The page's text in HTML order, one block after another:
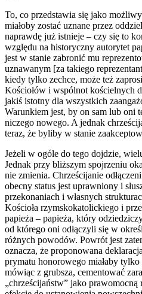
To, co przedstawia się jako
miałoby zostać uznane przez
naprawdę już istnieje – czy się to
względu na historyczny autorytet
jest w stanie zabronić mu
uznawanym [za takiego
kiedy tylko zechce, może też
Kościołów i wspólnot kościelnych
jakiś istotny dla wszystkich
Warunkiem jest, by on sam lub oni
niczego nowego. A jednak
teraz, że byliby w stanie
Jeżeli w ogóle do tego dojdzie,
Jednak przy bliższym spojrzeniu
nie zmienia. Chrześcijanie
obecny status jest uprawniony i
przekonaniach i własnych
Kościoła rzymskokatolickiego i
papieża – papieża, który
od którego oni odłączyli się w
różnych powodów. Powrót jest
oznacza, że proponowana
prymatu honorowego miałaby tylko
mówiąc z grubsza, cementować
„chrześcijaństw” jako